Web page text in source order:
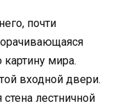
почти
мира.
входной двери.
лестничной